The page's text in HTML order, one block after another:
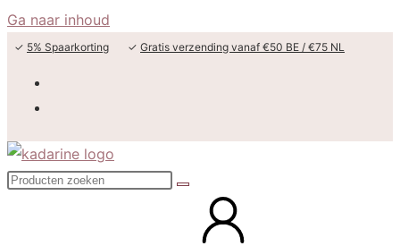
Ga naar inhoud
✓ 5% Spaarkorting ✓ Gratis verzending vanaf €50 BE / €75 NL